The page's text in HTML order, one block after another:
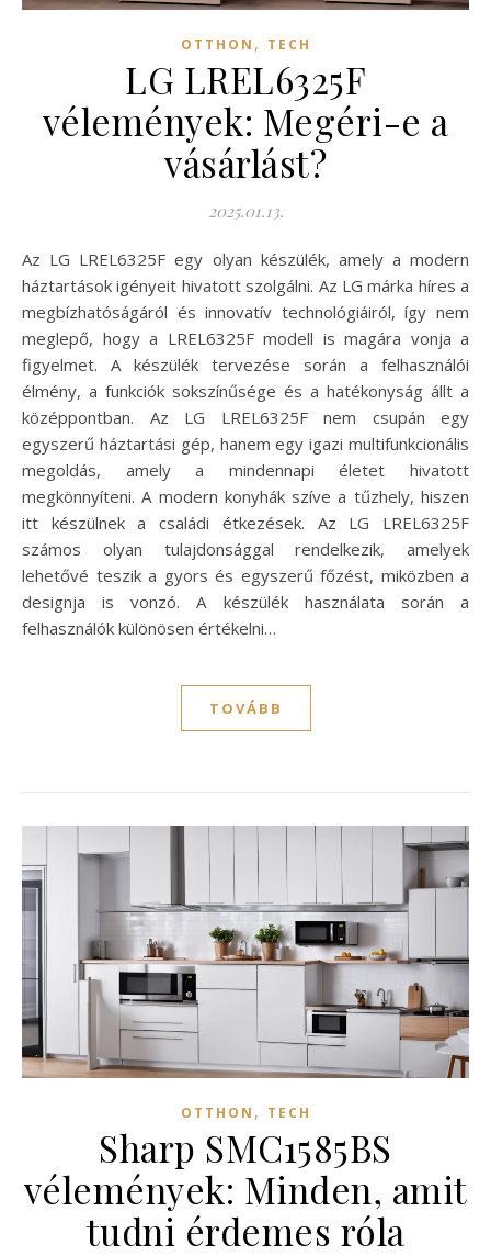
OTTHON , TECH
LG LREL6325F
vélemények: Megéri-e a
vásárlást?
2025.01.13.
Az LG LREL6325F egy olyan készülék, amely a modern
háztartások igényeit hivatott szolgálni. Az LG márka híres a
megbízhatóságáról és innovatív technológiáiról, így nem
meglepő, hogy a LREL6325F modell is magára vonja a
figyelmet. A készülék tervezése során a felhasználói
élmény, a funkciók sokszínűsége és a hatékonyság állt a
középpontban. Az LG LREL6325F nem csupán egy
egyszerű háztartási gép, hanem egy igazi multifunkcionális
megoldás, amely a mindennapi életet hivatott
megkönnyíteni. A modern konyhák szíve a tűzhely, hiszen
itt készülnek a családi étkezések. Az LG LREL6325F
számos olyan tulajdonsággal rendelkezik, amelyek
lehetővé teszik a gyors és egyszerű főzést, miközben a
designja is vonzó. A készülék használata során a
felhasználók különösen értékelni…
TOVÁBB
OTTHON , TECH
Sharp SMC1585BS
vélemények: Minden, amit
tudni érdemes róla